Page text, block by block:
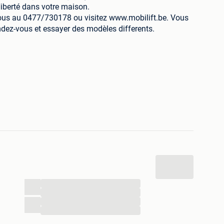
dans votre maison.
au 0477/730178 ou visitez www.mobilift.be. Vous
vous et essayer des modèles differents.
et plates-formes dans toute la Belgique. Fiable et
heures par jour, 7 jours par semaine, nous sommes
de rechange pour votre monte-escalier.